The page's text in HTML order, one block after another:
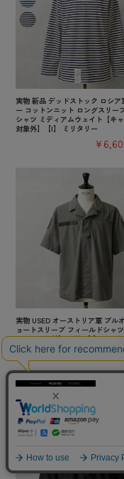
実物 新品 デッドストック ロシア
ー コットンニット ロングスリー
シャツ ミディアムウェイト【キ
対象外】【I】 ミリタリー
実物 USED オーストリア軍 プルオ
ョートスリーブ フィールドシャ
ペーン対象外】 半袖 【I】 ミリ